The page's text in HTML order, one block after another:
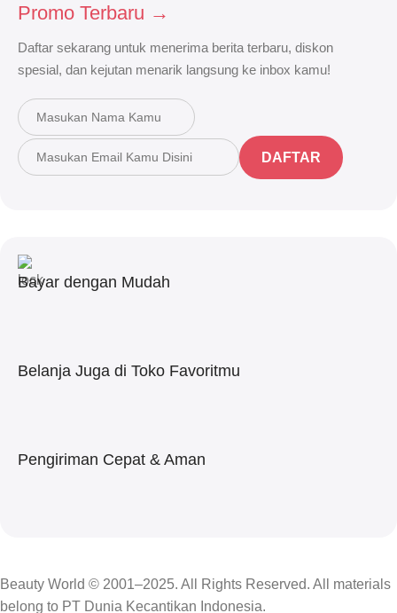
Promo Terbaru →
Daftar sekarang untuk menerima berita terbaru, diskon
spesial, dan kejutan menarik langsung ke inbox kamu!
DAFTAR
Bayar dengan Mudah
Belanja Juga di Toko Favoritmu
Pengiriman Cepat & Aman
Beauty World © 2001–2025. All Rights Reserved. All materials
belong to PT Dunia Kecantikan Indonesia.